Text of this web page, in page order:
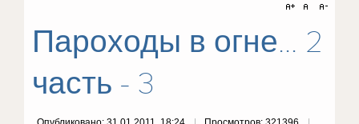
Пароходы в огне... 2
часть - 3